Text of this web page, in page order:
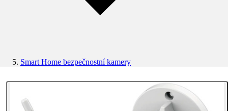
Smart Home bezpečnostní kamery